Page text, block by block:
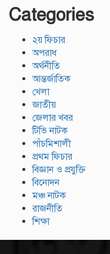
Categories
২য় ফিচার
অপরাধ
অর্থনীতি
আন্তর্জাতিক
খেলা
জাতীয়
জেলার খবর
টিভি নাটক
পাঁচমিশালী
প্রথম ফিচার
বিজ্ঞান ও প্রযুক্তি
বিনোদন
মঞ্চ নাটক
রাজনীতি
শিক্ষা